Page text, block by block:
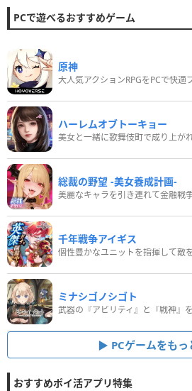
PCで遊べるおすすめゲーム
原神
大人気アクションRPGをPCで快適
ハーレムオブトーキョー
美女と一緒に歌舞伎町で成り上が
総裁の野望 -美女養成計画-
美麗なキャラを引き連れて金融戦
千年戦争アイギス
個性豊かなユニットを指揮して敵
ミナシゴノシゴト
PCゲームをもっ
おすすめポイ活アプリ特集